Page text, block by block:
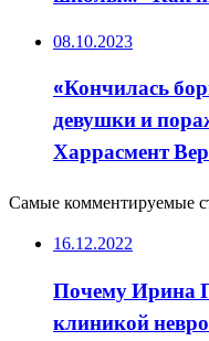
08.10.2023
«Кончилась
девушки и
Харрасмент
Самые комментируемые
16.12.2022
Почему Ирина
клиникой